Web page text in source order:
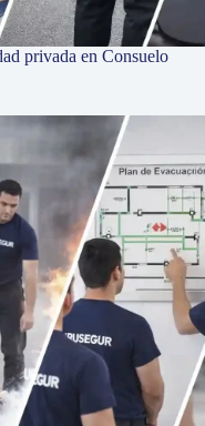
privada en Consuelo